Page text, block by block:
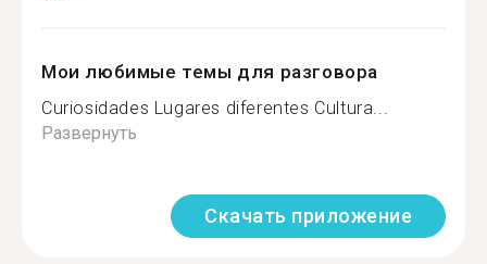
Мои любимые темы для разговора
Curiosidades Lugares diferentes Cultura...
Развернуть
Скачать приложение